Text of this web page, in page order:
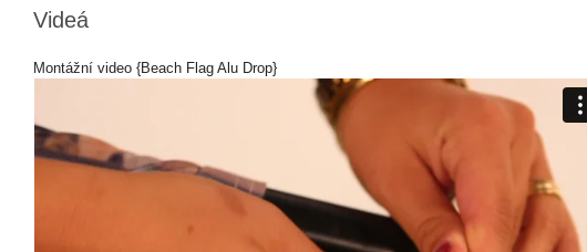
Videá
Montážní video {Beach Flag Alu Drop}